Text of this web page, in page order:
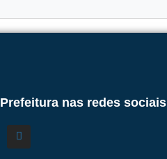
Prefeitura nas redes sociais